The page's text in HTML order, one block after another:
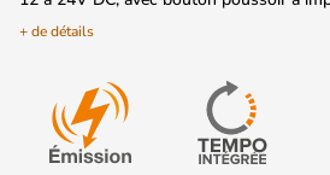
+ de détails